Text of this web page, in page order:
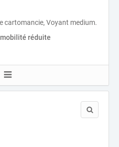
cartomancie, Voyant medium.
réduite